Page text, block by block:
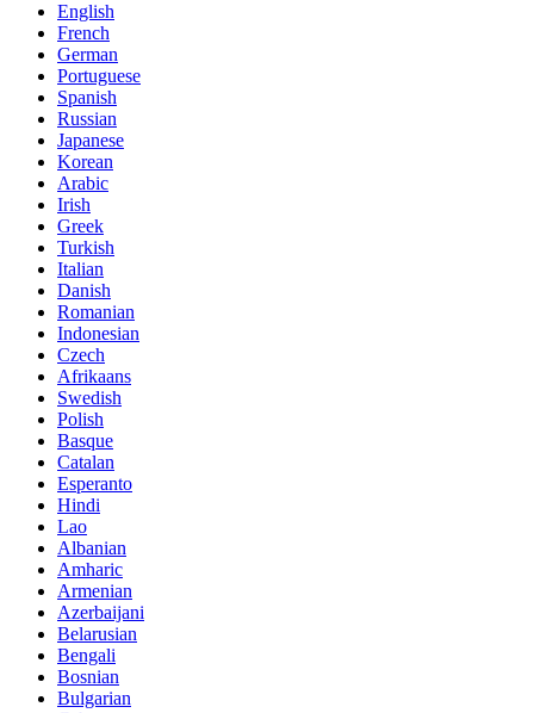
English
French
German
Portuguese
Spanish
Russian
Japanese
Korean
Arabic
Irish
Greek
Turkish
Italian
Danish
Romanian
Indonesian
Czech
Afrikaans
Swedish
Polish
Basque
Catalan
Esperanto
Hindi
Lao
Albanian
Amharic
Armenian
Azerbaijani
Belarusian
Bengali
Bosnian
Bulgarian